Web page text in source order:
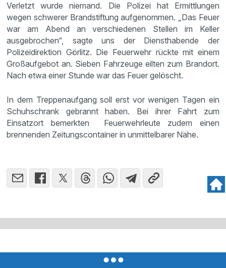
Verletzt wurde niemand. Die Polizei hat Ermittlungen
wegen schwerer Brandstiftung aufgenommen. „Das Feuer
war am Abend an verschiedenen Stellen im Keller
ausgebrochen“, sagte uns der Diensthabende der
Polizeidirektion Görlitz. Die Feuerwehr rückte mit einem
Großaufgebot an. Sieben Fahrzeuge eilten zum Brandort.
Nach etwa einer Stunde war das Feuer gelöscht.
In dem Treppenaufgang soll erst vor wenigen Tagen ein
Schuhschrank gebrannt haben. Bei ihrer Fahrt zum
Einsatzort bemerkten Feuerwehrleute zudem einen
brennenden Zeitungscontainer in unmittelbarer Nähe.